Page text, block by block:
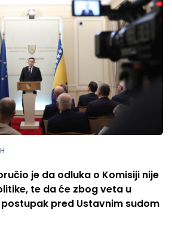
je da odluka o Komisiji nije
te da će zbog veta u
postupak pred Ustavnim sudom